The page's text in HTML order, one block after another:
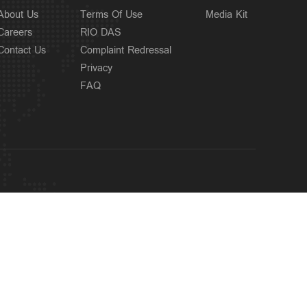
Us
Us
Terms Of Use
RIO DAS
Complaint Redressal
Privacy
FAQ
Media Kit